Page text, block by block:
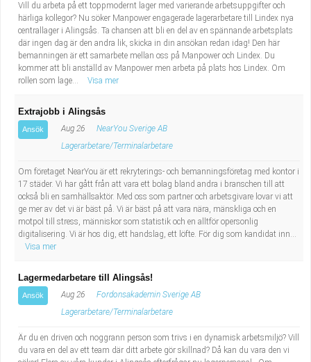
Vill du arbeta på ett toppmodernt lager med varierande arbetsuppgifter och
härliga kollegor? Nu söker Manpower engagerade lagerarbetare till Lindex nya
centrallager i Alingsås. Ta chansen att bli en del av en spännande arbetsplats
där ingen dag är den andra lik, skicka in din ansökan redan idag! Den här
bemanningen är ett samarbete mellan oss på Manpower och Lindex. Du
kommer att bli anställd av Manpower men arbeta på plats hos Lindex. Om
rollen som lage...
Visa mer
Extrajobb i Alingsås
Ansök Aug 26
NearYou Sverige AB
Lagerarbetare/Terminalarbetare
Om företaget NearYou är ett rekryterings- och bemanningsföretag med kontor i
17 städer. Vi har gått från att vara ett bolag bland andra i branschen till att
också bli en samhällsaktör. Med oss som partner och arbetsgivare lovar vi att
ge mer av det vi är bäst på. Vi är bäst på att vara nära, mänskliga och en
motpol till stress, människor som statistik och en alltför opersonlig
digitalisering. Vi är hos dig, ett handslag, ett löfte. För dig som kandidat inn...
Visa mer
Lagermedarbetare till Alingsås!
Ansök Aug 26
Fordonsakademin Sverige AB
Lagerarbetare/Terminalarbetare
Är du en driven och noggrann person som trivs i en dynamisk arbetsmiljö? Vill
du vara en del av ett team där ditt arbete gör skillnad? Då kan du vara den vi